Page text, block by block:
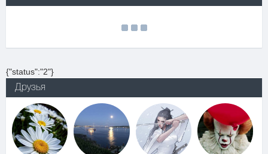
{"status":"2"}
Друзья